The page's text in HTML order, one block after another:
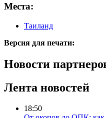
Места:
Таиланд
Версия для печати:
Новости
Лента новостей
18:50